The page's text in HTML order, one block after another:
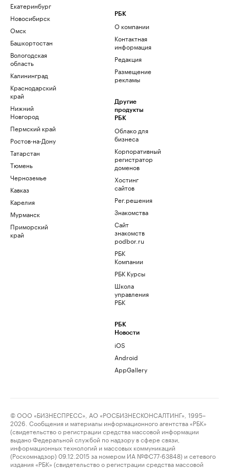
Екатеринбург
Новосибирск
Омск
Башкортостан
Вологодская
область
Калининград
Краснодарский
край
Нижний
Новгород
Пермский край
Ростов-на-Дону
Татарстан
Тюмень
Черноземье
Кавказ
Карелия
Мурманск
Приморский
край
РБК
О компании
Контактная
информация
Редакция
Размещение
рекламы
Другие
продукты
РБК
Облако для
бизнеса
Корпоративный
регистратор
доменов
Хостинг
сайтов
Рег.решения
Знакомства
Сайт
знакомств
podbor.ru
РБК
Компании
РБК Курсы
Школа
управления
РБК
РБК
Новости
iOS
Android
AppGallery
© ООО «БИЗНЕСПРЕСС», АО «РОСБИЗНЕСКОНСАЛТИНГ», 1995–
2026. Сообщения и материалы информационного агентства «РБК»
(свидетельство о регистрации средства массовой информации
выдано Федеральной службой по надзору в сфере связи,
информационных технологий и массовых коммуникаций
(Роскомнадзор) 09.12.2015 за номером ИА №ФС77-63848) и сетевого
издания «РБК» (свидетельство о регистрации средства массовой